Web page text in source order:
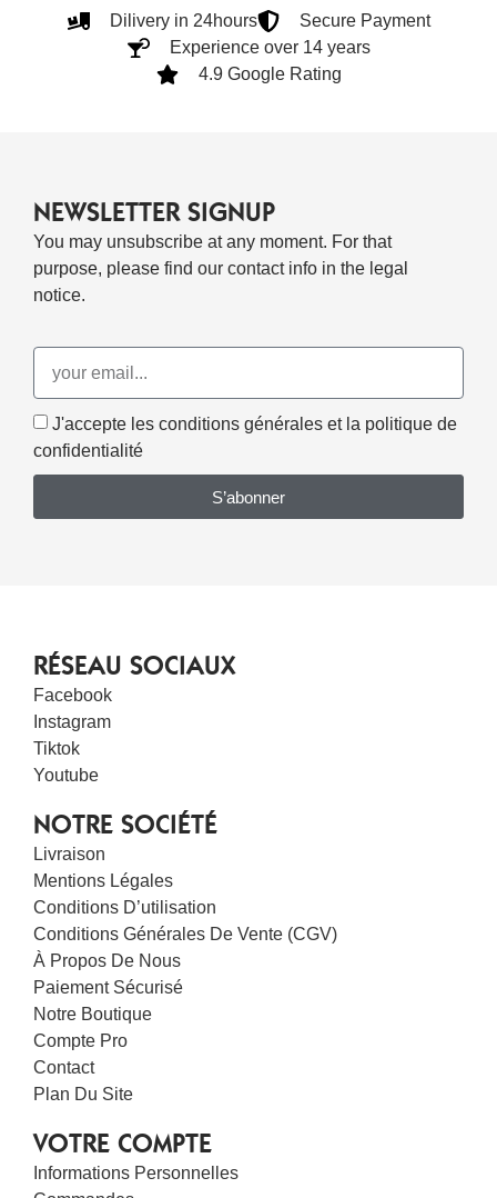
Dilivery in 24hours
Secure Payment
Experience over 14 years
4.9 Google Rating
NEWSLETTER SIGNUP
You may unsubscribe at any moment. For that
purpose, please find our contact info in the legal
notice.
J'accepte les conditions générales et la politique de
confidentialité
S’abonner
RÉSEAU SOCIAUX
Facebook
Instagram
Tiktok
Youtube
NOTRE SOCIÉTÉ
Livraison
Mentions Légales
Conditions D’utilisation
Conditions Générales De Vente (CGV)
À Propos De Nous
Paiement Sécurisé
Notre Boutique
Compte Pro
Contact
Plan Du Site
VOTRE COMPTE
Informations Personnelles